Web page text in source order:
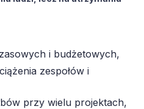
i budżetowych,
zespołów i
przy wielu projektach,